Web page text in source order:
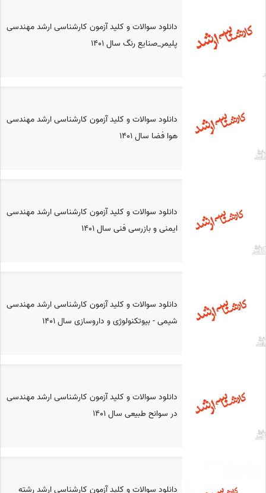
دانلود سوالات و کلید آزمون کارشناسی ارشد مهندسی
پلیمر_صنایع رنگ سال 1401
دانلود سوالات و کلید آزمون کارشناسی ارشد مهندسی
هوا فضا سال 1401
دانلود سوالات و کلید آزمون کارشناسی ارشد مهندسی
ایمنی و بازرسی فنی سال 1401
دانلود سوالات و کلید آزمون کارشناسی ارشد مهندسی
شیمی - بیوتکنولوژی و داروسازی سال 1401
دانلود سوالات و کلید آزمون کارشناسی ارشد مهندسی
در سوانح طبیعی سال 1401
دانلود سوالات و کلید آزمون کارشناسی ارشد رشته